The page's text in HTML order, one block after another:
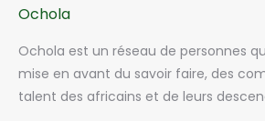
Ochola
Ochola est un réseau de personnes
mise en avant du savoir faire, des
talent des africains et de leurs